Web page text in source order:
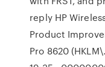
reply HP
Product
Pro 8620